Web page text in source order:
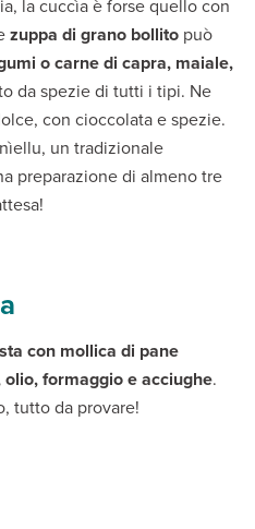
la cuccìa è forse quello con
zuppa di grano bollito può
o carne di capra, maiale,
da spezie di tutti i tipi. Ne
con cioccolata e spezie.
un tradizionale
preparazione di almeno tre
con mollica di pane
olio, formaggio e acciughe.
tutto da provare!